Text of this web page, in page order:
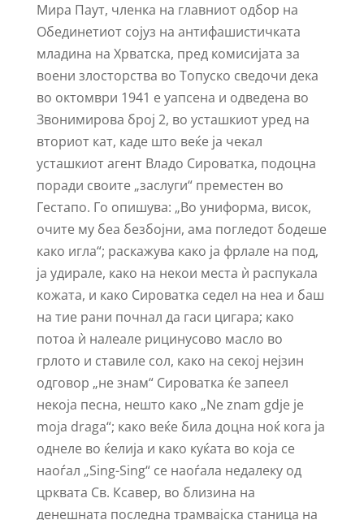
Мира Паут, членка на главниот одбор на
Обединетиот сојуз на антифашистичката
младина на Хрватска, пред комисијата за
воени злосторства во Топуско сведочи дека
во октомври 1941 е уапсена и одведена во
Звонимирова број 2, во усташкиот уред на
вториот кат, каде што веќе ја чекал
усташкиот агент Владо Сироватка, подоцна
поради своите „заслуги“ преместен во
Гестапо. Го опишува: „Во униформа, висок,
очите му беа безбојни, ама погледот бодеше
како игла“; раскажува како ја фрлале на под,
ја удирале, како на некои места ѝ распукала
кожата, и како Сироватка седел на неа и баш
на тие рани почнал да гаси цигара; како
потоа ѝ налеале рицинусово масло во
грлото и ставиле сол, како на секој нејзин
одговор „не знам“ Сироватка ќе запеел
некоја песна, нешто како „Ne znam gdje je
moja draga“; како веќе била доцна ноќ кога ја
однеле во ќелија и како куќата во која се
наоѓал „Sing-Sing“ се наоѓала недалеку од
црквата Св. Ксавер, во близина на
денешната последна трамвајска станица на